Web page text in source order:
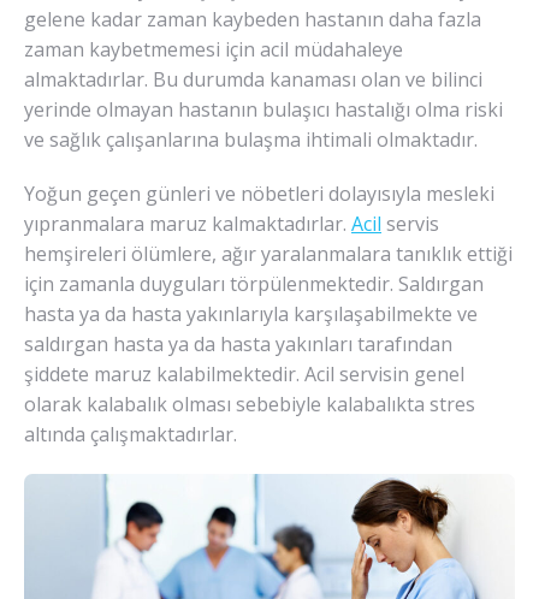
gelene kadar zaman kaybeden hastanın daha fazla
zaman kaybetmemesi için acil müdahaleye
almaktadırlar. Bu durumda kanaması olan ve bilinci
yerinde olmayan hastanın bulaşıcı hastalığı olma riski
ve sağlık çalışanlarına bulaşma ihtimali olmaktadır.
Yoğun geçen günleri ve nöbetleri dolayısıyla mesleki
yıpranmalara maruz kalmaktadırlar. Acil servis
hemşireleri ölümlere, ağır yaralanmalara tanıklık ettiği
için zamanla duyguları törpülenmektedir. Saldırgan
hasta ya da hasta yakınlarıyla karşılaşabilmekte ve
saldırgan hasta ya da hasta yakınları tarafından
şiddete maruz kalabilmektedir. Acil servisin genel
olarak kalabalık olması sebebiyle kalabalıkta stres
altında çalışmaktadırlar.